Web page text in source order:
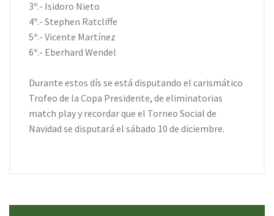
3º.- Isidoro Nieto
4º.- Stephen Ratcliffe
5º.- Vicente Martínez
6º.- Eberhard Wendel
Durante estos dís se está disputando el carismático
Trofeo de la Copa Presidente, de eliminatorias
match play y recordar que el Torneo Social de
Navidad se disputará el sábado 10 de diciembre.